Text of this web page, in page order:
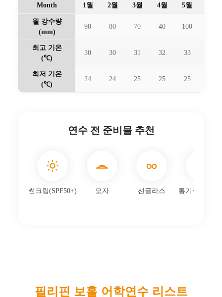
Month 1월 2월 3월 4월 5월
월 강수량
(mm)
90 80 70 40 100
최고 기온
(℃)
30 30 31 32 33
최저 기온
(℃)
24 24 25 25 25
연수 전 준비물 추천
썬크림(SPF50+) 모자 선글라스 통기성 좋은
필리핀 보홀어학연수 리스트